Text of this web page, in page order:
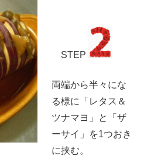
STEP
両端から半々にな
る様に「レタス＆
ツナマヨ」と「ザ
ーサイ」を1つおき
に挟む。